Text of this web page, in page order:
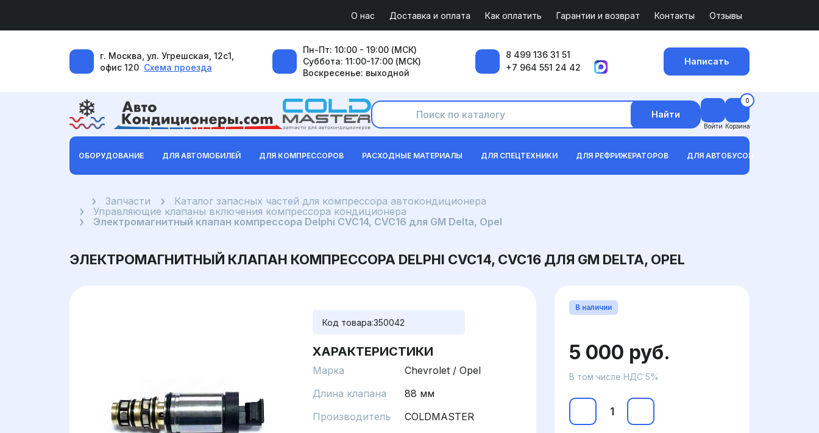
О нас Доставка и оплата Как оплатить Гарантии и возврат Контакты Отзывы
г. Москва, ул. Угрешская, 12с1,
офис 120 Схема проезда
Пн-Пт: 10:00 - 19:00 (МСК)
Суббота: 11:00-17:00 (МСК)
Воскресенье: выходной
8 499 136 31 51
+7 964 551 24 42
Написать
Найти
Войти
0
Корзина
ОБОРУДОВАНИЕ ДЛЯ АВТОМОБИЛЕЙ ДЛЯ КОМПРЕССОРОВ РАСХОДНЫЕ МАТЕРИАЛЫ ДЛЯ СПЕЦТЕХНИКИ ДЛЯ РЕФРИЖЕРАТОРОВ ДЛЯ АВТОБУСОВ
ГлавнаяЗапчасти
Каталог запасных частей для компрессора автокондиционера
Управляющие клапаны включения компрессора кондиционера
Электромагнитный клапан компрессора Delphi CVC14, CVC16 для GM Delta, Opel
ЭЛЕКТРОМАГНИТНЫЙ КЛАПАН КОМПРЕССОРА DELPHI CVC14, CVC16 ДЛЯ GM DELTA, OPEL
Код товара:350042
ХАРАКТЕРИСТИКИ
Марка
Chevrolet / Opel
Длина клапана
88 мм
Производитель
COLDMASTER
В наличии
5 000 руб.
В том числе НДС 5%